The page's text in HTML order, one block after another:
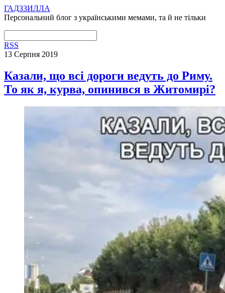
ГАДЗЗИЛЛА
Персональний блог з українськими мемами, та й не тільки
RSS
13 Серпня 2019
Казали, що всі дороги ведуть до Риму.
То як я, курва, опинився в Житомирі?